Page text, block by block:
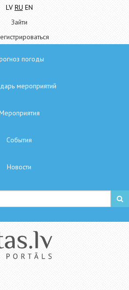
LV RU EN
Зайти
погоды
мероприятий
Cобытия
Hовости